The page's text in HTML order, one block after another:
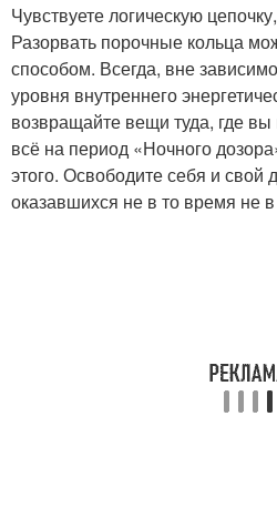
Чувствуете логическую
Разорвать порочные кольца
способом. Всегда, вне
уровня внутреннего
возвращайте вещи туда, где
всё на период «Ночного
этого. Освободите себя и
оказавшихся не в то время не